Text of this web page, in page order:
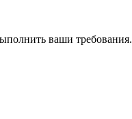
ваши требования.